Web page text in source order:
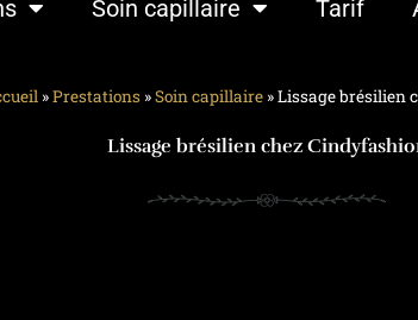
Soin capillaire Tarif
»Prestations »Soin capillaire»Lissage brésilien
Lissage brésilien chez